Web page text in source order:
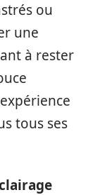
ou
une
à rester
tous ses